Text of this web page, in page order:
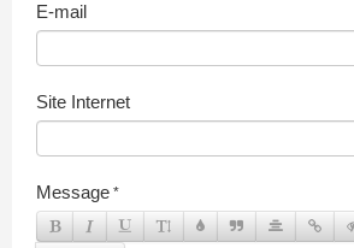
E-mail
Site Internet
Message